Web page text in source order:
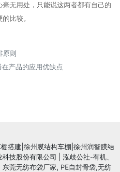
无用处，只能说这两者都有自己的
比较。
原则
产品的应用优缺点
搭建|徐州膜结构车棚|徐州润智膜结
科技股份有限公司
泓歧公社-有机、
东莞无纺布袋厂家, PE自封骨袋,无纺